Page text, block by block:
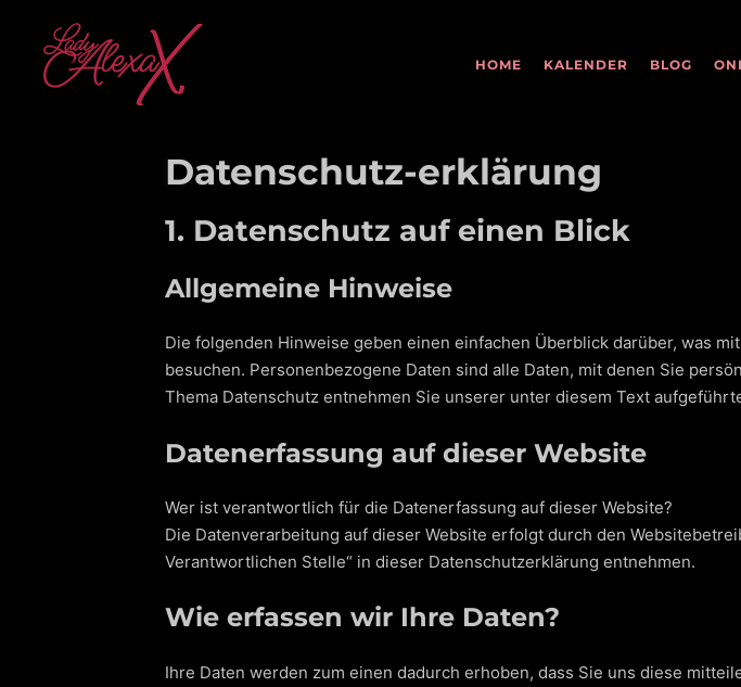
HOME KALENDER BLOG
Datenschutz-erklärung
1. Datenschutz auf einen Blick
Allgemeine Hinweise
Die folgenden Hinweise geben einen einfachen Überblick darüber, was
besuchen. Personenbezogene Daten sind alle Daten, mit denen Sie
Thema Datenschutz entnehmen Sie unserer unter diesem Text
Datenerfassung auf dieser Website
Wer ist verantwortlich für die Datenerfassung auf dieser Website?
Die Datenverarbeitung auf dieser Website erfolgt durch den
Verantwortlichen Stelle“ in dieser Datenschutzerklärung entnehmen.
Wie erfassen wir Ihre Daten?
Ihre Daten werden zum einen dadurch erhoben, dass Sie uns diese